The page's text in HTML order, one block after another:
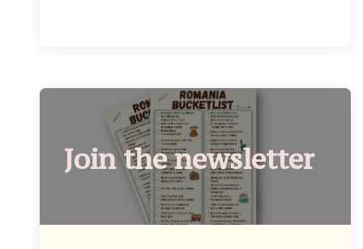
Join the newsletter